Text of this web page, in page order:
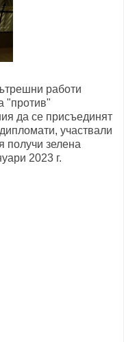
работи
"против"
да се присъединят
участвали
получи зелена
2023 г.